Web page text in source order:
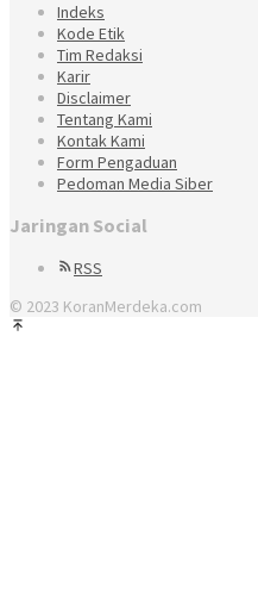
Indeks
Kode Etik
Tim Redaksi
Karir
Disclaimer
Tentang Kami
Kontak Kami
Form Pengaduan
Pedoman Media Siber
Jaringan Social
RSS
© 2023 KoranMerdeka.com